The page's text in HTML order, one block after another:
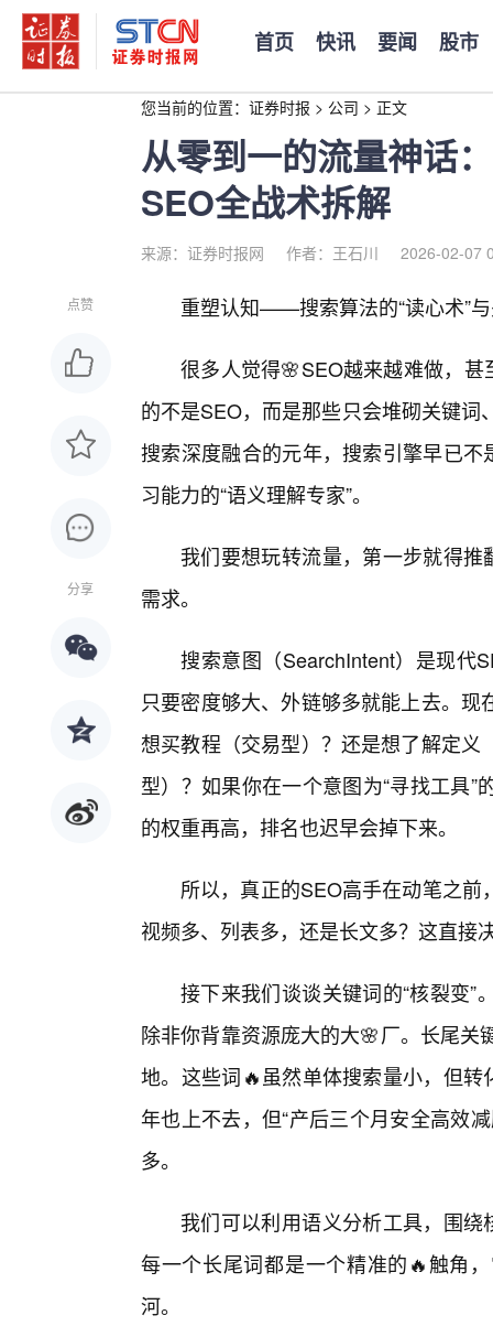
首页 快讯 要闻 股市
您当前的位置： 证券时报 > 公司 > 正文
从零到一的流量神话
SEO全战术拆解
来源：证券时报网 作者：王石川 2026-02-07
点赞
分享
重塑认知——搜索算法的“读心术”
很多人觉得🌸SEO越来越难做，甚
的不是SEO，而是那些只会堆砌关键
搜索深度融合的元年，搜索引擎早已
习能力的“语义理解专家”。
我们要想玩转流量，第一步就得推
需求。
搜索意图（SearchIntent）是现代
只要密度够大、外链够多就能上去。
想买教程（交易型）？还是想了解定
型）？如果你在一个意图为“寻找工具
的权重再高，排名也迟早会掉下来。
所以，真正的SEO高手在动笔之
视频多、列表多，还是长文多？这直接
接下来我们谈谈关键词的“核裂变
除非你背靠资源庞大的大🌸厂。长尾关
地。这些词🔥虽然单体搜索量小，但
年也上不去，但“产后三个月安全高效
多。
我们可以利用语义分析工具，围绕
每一个长尾词都是一个精准的🔥触角
河。